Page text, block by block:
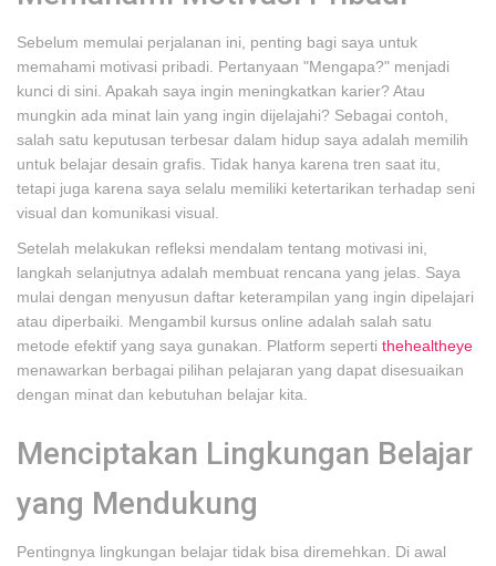
Sebelum memulai perjalanan ini, penting bagi saya untuk
memahami motivasi pribadi. Pertanyaan "Mengapa?" menjadi
kunci di sini. Apakah saya ingin meningkatkan karier? Atau
mungkin ada minat lain yang ingin dijelajahi? Sebagai contoh,
salah satu keputusan terbesar dalam hidup saya adalah memilih
untuk belajar desain grafis. Tidak hanya karena tren saat itu,
tetapi juga karena saya selalu memiliki ketertarikan terhadap seni
visual dan komunikasi visual.
Setelah melakukan refleksi mendalam tentang motivasi ini,
langkah selanjutnya adalah membuat rencana yang jelas. Saya
mulai dengan menyusun daftar keterampilan yang ingin dipelajari
atau diperbaiki. Mengambil kursus online adalah salah satu
metode efektif yang saya gunakan. Platform seperti thehealtheye
menawarkan berbagai pilihan pelajaran yang dapat disesuaikan
dengan minat dan kebutuhan belajar kita.
Menciptakan Lingkungan Belajar
yang Mendukung
Pentingnya lingkungan belajar tidak bisa diremehkan. Di awal